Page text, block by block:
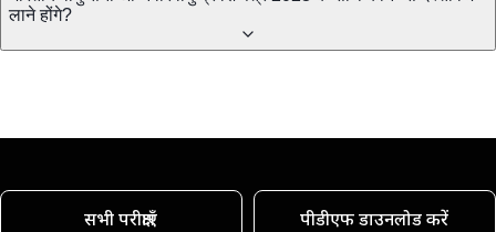
लाने होंगे?
सभी परीक्षाएँ पीडीएफ डाउनलोड करें